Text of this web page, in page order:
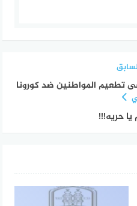
تطعيم المواطنين ضد كورونا
يا حريه!!!